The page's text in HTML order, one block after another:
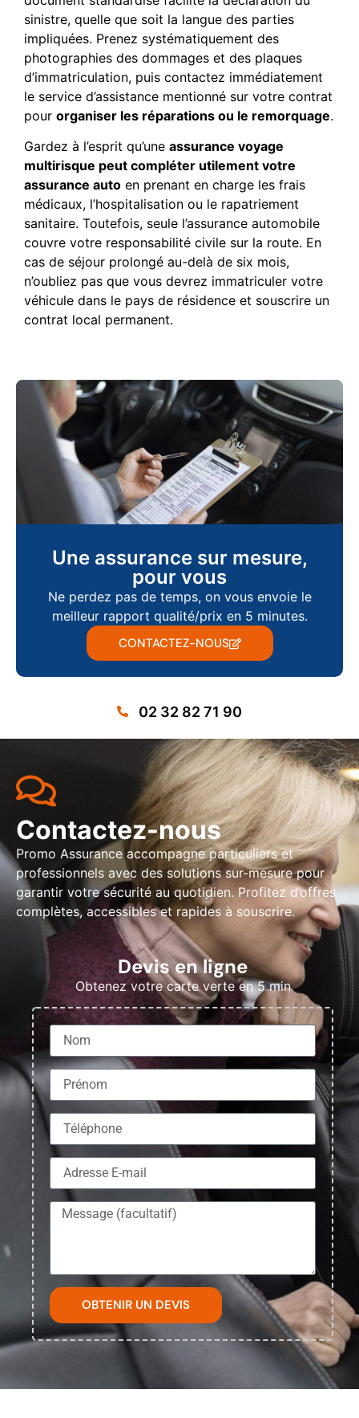
sinistre, quelle que soit la langue des parties
impliquées. Prenez systématiquement des
photographies des dommages et des plaques
d’immatriculation, puis contactez immédiatement
le service d’assistance mentionné sur votre contrat
pour organiser les réparations ou le remorquage.
Gardez à l’esprit qu’une assurance voyage
multirisque peut compléter utilement votre
assurance auto en prenant en charge les frais
médicaux, l’hospitalisation ou le rapatriement
sanitaire. Toutefois, seule l’assurance automobile
couvre votre responsabilité civile sur la route. En
cas de séjour prolongé au-delà de six mois,
n’oubliez pas que vous devrez immatriculer votre
véhicule dans le pays de résidence et souscrire un
contrat local permanent.
Une assurance sur mesure,
pour vous
Ne perdez pas de temps, on vous envoie le
meilleur rapport qualité/prix en 5 minutes.
CONTACTEZ-NOUS
02 32 82 71 90
Contactez-nous
Promo Assurance accompagne particuliers et
professionnels avec des solutions sur-mesure pour
garantir votre sécurité au quotidien. Profitez d’offres
complètes, accessibles et rapides à souscrire.
Devis en ligne
Obtenez votre carte verte en 5 min
OBTENIR UN DEVIS